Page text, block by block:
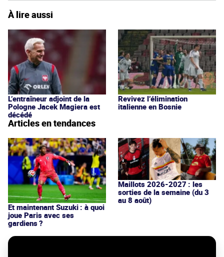
À lire aussi
L’entraîneur adjoint de la
Pologne Jacek Magiera est
décédé
Revivez l’élimination
italienne en Bosnie
Articles en tendances
Et maintenant Suzuki : à quoi
joue Paris avec ses
gardiens ?
Maillots 2026-2027 : les
sorties de la semaine (du 3
au 8 août)